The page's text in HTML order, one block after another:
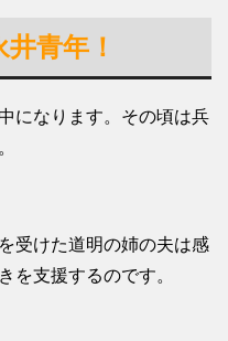
青年！
になります。その頃は兵
受けた道明の姉の夫は感
を支援するのです。